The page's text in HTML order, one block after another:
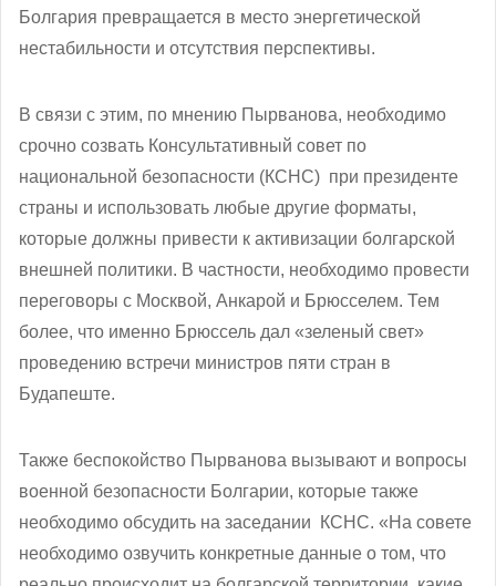
Болгария превращается в место энергетической
нестабильности и отсутствия перспективы.
В связи с этим, по мнению Пырванова, необходимо
срочно созвать Консультативный совет по
национальной безопасности (КСНС) при президенте
страны и использовать любые другие форматы,
которые должны привести к активизации болгарской
внешней политики. В частности, необходимо провести
переговоры с Москвой, Анкарой и Брюсселем. Тем
более, что именно Брюссель дал «зеленый свет»
проведению встречи министров пяти стран в
Будапеште.
Также беспокойство Пырванова вызывают и вопросы
военной безопасности Болгарии, которые также
необходимо обсудить на заседании КСНС. «На совете
необходимо озвучить конкретные данные о том, что